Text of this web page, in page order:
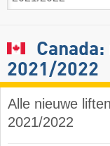
2021/2022
Alle nieuwe
2021/2022